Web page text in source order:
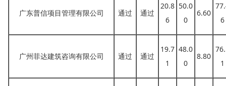
广东普信项目管理有限公司 通过 通过
20.8
6
50.0
0
6.60
6
广州菲达建筑咨询有限公司 通过 通过
19.7
1
48.0
0
8.80
1